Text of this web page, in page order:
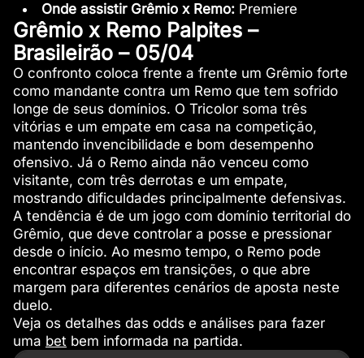
Onde assistir Grêmio x Remo:Premiere
Grêmio x Remo Palpites –
Brasileirão – 05/04
O confronto coloca frente a frente um Grêmio forte
como mandante contra um Remo que tem sofrido
longe de seus domínios. O Tricolor soma três
vitórias e um empate em casa na competição,
mantendo invencibilidade e bom desempenho
ofensivo. Já o Remo ainda não venceu como
visitante, com três derrotas e um empate,
mostrando dificuldades principalmente defensivas.
A tendência é de um jogo com domínio territorial do
Grêmio, que deve controlar a posse e pressionar
desde o início. Ao mesmo tempo, o Remo pode
encontrar espaços em transições, o que abre
margem para diferentes cenários de aposta neste
duelo.
Veja os detalhes das odds e análises para fazer
uma betbem informada na partida.